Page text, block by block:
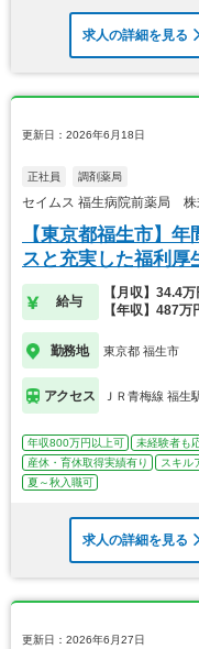
求人の詳細を見る
更新日：2026年6月18日
正社員 調剤薬局
セイムス 福生病院前薬局 株
【東京都福生市】
スと充実した福利
給与
【月収】34.4
【年収】487万
勤務地 東京都 福生市
アクセス ＪＲ青梅線 福生
年収800万円以上可 未経験者も
産休・育休取得実績有り
スキル
夏～秋入職可
求人の詳細を見る
更新日：2026年6月27日